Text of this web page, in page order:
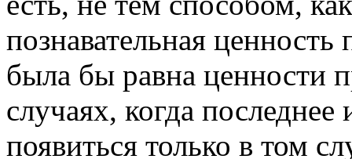
познавательная
была бы равна ценности
случаях, когда
появиться только в том